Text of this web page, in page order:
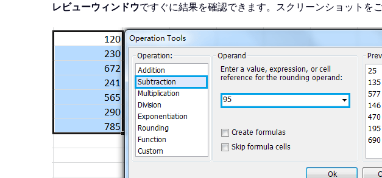
レビューウィンドウですぐに結果を確認できます。スクリーンショットをご